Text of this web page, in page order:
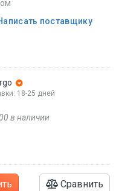
поставщику
18-25 дней
в наличии
Сравнить